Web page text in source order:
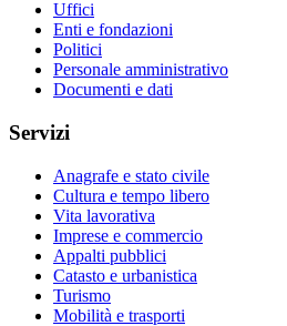
Uffici
Enti e fondazioni
Politici
Personale amministrativo
Documenti e dati
Servizi
Anagrafe e stato civile
Cultura e tempo libero
Vita lavorativa
Imprese e commercio
Appalti pubblici
Catasto e urbanistica
Turismo
Mobilità e trasporti